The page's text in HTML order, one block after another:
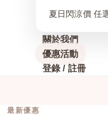
夏日閃涼價 任
關於我們
優惠活動
登錄 / 註冊
最新優惠